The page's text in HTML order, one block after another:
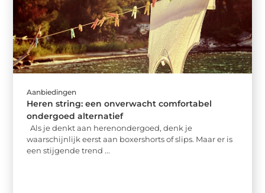
Aanbiedingen
Heren string: een onverwacht comfortabel
ondergoed alternatief
Als je denkt aan herenondergoed, denk je
waarschijnlijk eerst aan boxershorts of slips. Maar er is
een stijgende trend ...